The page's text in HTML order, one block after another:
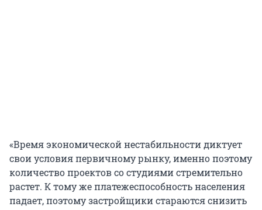
«Время экономической нестабильности диктует
свои условия первичному рынку, именно поэтому
количество проектов со студиями стремительно
растет. К тому же платежеспособность населения
падает, поэтому застройщики стараются снизить